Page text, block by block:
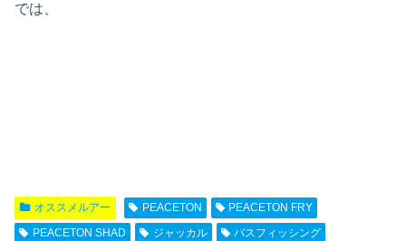
では、
オススメルアー PEACETON
PEACETON FRY
PEACETON SHAD
ジャッカル
バスフィッシング